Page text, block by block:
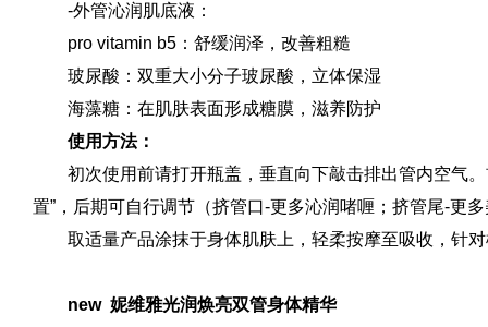
-外管沁润肌底液：
pro vitamin b5：舒缓润泽，改善粗糙
玻尿酸：双重大小分子玻尿酸，立体保湿
海藻糖：在肌肤表面形成糖膜，滋养防护
使用方法：
初次使用前请打开瓶盖，垂直向下敲击排出管内空气
置”，后期可自行调节（挤管口-更多沁润啫喱；挤管尾-更
取适量产品涂抹于身体肌肤上，轻柔按摩至吸收，针
new 妮维雅光润焕亮双管身体精华